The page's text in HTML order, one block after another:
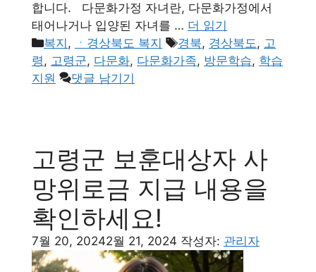
합니다. 다문화가정 자녀란, 다문화가정에서
태어나거나 입양된 자녀를 … 더 읽기
카
테
고
복지 , ㆍ경상북도 복지
태
그
경북, 경상북도, 고
령, 고령군, 다문화, 다문화가족, 방문학습, 학습
지원
댓글 남기기
고령군 보훈대상자 사
망위로금 지급 내용을
확인하세요!
7월 20, 20242월 21, 2024 작성자: 관리자